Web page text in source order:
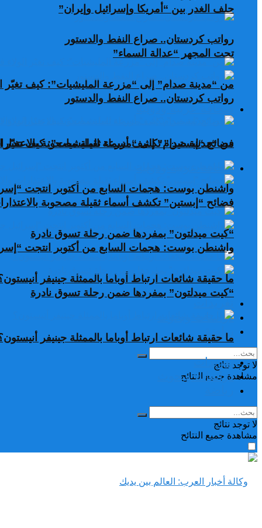
رواتب كردستان.. صراع النفط والدستور
من “مدينة صدام” إلى “مزرعة المليشيات”: كيف تغيّر
صحافة عربية ودولية
فضائح “إبستين” تكشف أسماء ثقيلة مصحوبة
واشنطن بوست: هجمات السابع من أكتوبر انتجت
“كيت ميدلتون” بمفردها ضمن رحلة تسوق نادرة
ما حقيقة شائعات ارتباط أوباما بالممثلة جينيفر
دراسات وبحوث
رياضة
لا توجد نتائج
مشاهدة جميع النتائح
حلف الغدر بين “أمريكا وإسرائيل وإيران”
تحت المجهر “عدالة السماء”
رواتب كردستان.. صراع النفط والدستور
من “مدينة صدام” إلى “مزرعة المليشيات”: كيف تغيّر
صحافة عربية ودولية
فضائح “إبستين” تكشف أسماء ثقيلة مصحوبة
واشنطن بوست: هجمات السابع من أكتوبر انتجت
“كيت ميدلتون” بمفردها ضمن رحلة تسوق نادرة
ما حقيقة شائعات ارتباط أوباما بالممثلة جينيفر
تغريدات
دراسات وبحوث
لا توجد نتائج
مشاهدة جميع النتائح